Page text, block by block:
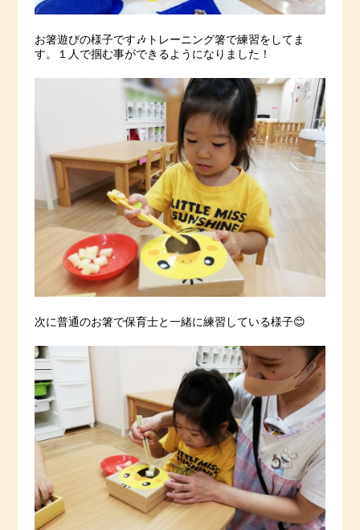
お箸遊びの様子です🎶トレーニング箸で練習をしてま
す。１人で掴む事ができるようになりました！
次に普通のお箸で保育士と一緒に練習している様子😊